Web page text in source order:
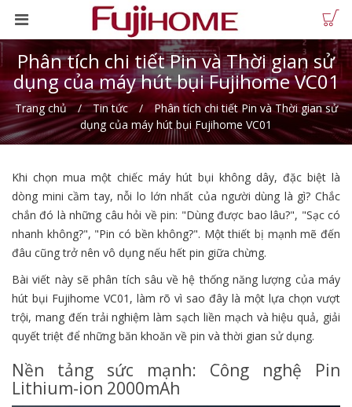
Phân tích chi tiết Pin và Thời gian sử
dụng của máy hút bụi Fujihome VC01
Trang chủ Tin tức
Phân tích chi tiết Pin và Thời gian sử
dụng của máy hút bụi Fujihome VC01
Khi chọn mua một chiếc máy hút bụi không dây, đặc biệt là
dòng mini cầm tay, nỗi lo lớn nhất của người dùng là gì? Chắc
chắn đó là những câu hỏi về pin: "Dùng được bao lâu?", "Sạc có
nhanh không?", "Pin có bền không?". Một thiết bị mạnh mẽ đến
đâu cũng trở nên vô dụng nếu hết pin giữa chừng.
Bài viết này sẽ phân tích sâu về hệ thống năng lượng của máy
hút bụi Fujihome VC01, làm rõ vì sao đây là một lựa chọn vượt
trội, mang đến trải nghiệm làm sạch liền mạch và hiệu quả, giải
quyết triệt để những băn khoăn về pin và thời gian sử dụng.
Nền tảng sức mạnh: Công nghệ Pin
Lithium-ion 2000mAh